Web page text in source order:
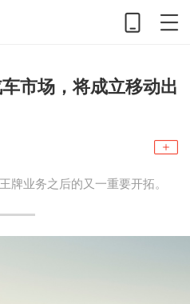
市场，将成立移动出
牌业务之后的又一重要开拓。